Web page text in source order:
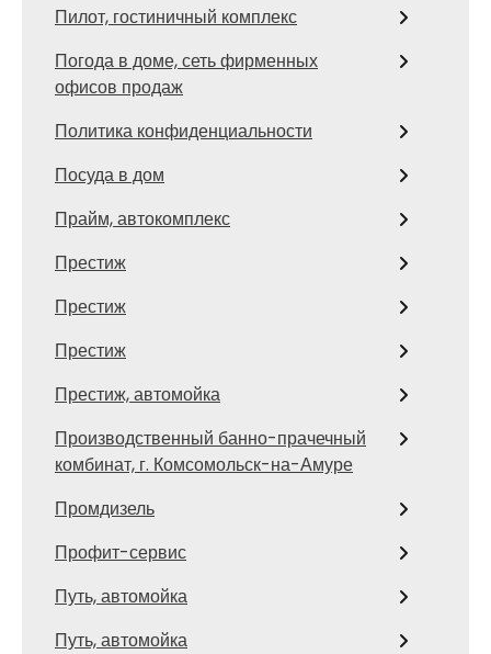
Пилот, гостиничный комплекс
Погода в доме, сеть фирменных
офисов продаж
Политика конфиденциальности
Посуда в дом
Прайм, автокомплекс
Престиж
Престиж
Престиж
Престиж, автомойка
Производственный банно-прачечный
комбинат, г. Комсомольск-на-Амуре
Промдизель
Профит-сервис
Путь, автомойка
Путь, автомойка